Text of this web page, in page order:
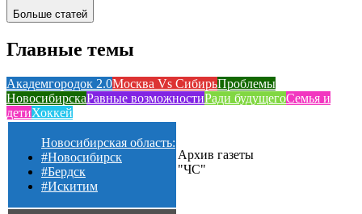
Больше статей
Главные темы
Академгородок 2.0Москва Vs СибирьПроблемы
НовосибирскаРавные возможностиРади будущегоСемья и
детиХоккей
Новосибирская область:
#Новосибирск
#Бердск
#Искитим
Архив газеты
"ЧС"